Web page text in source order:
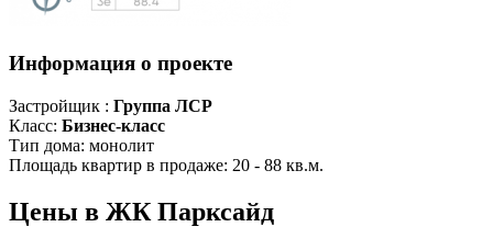
Информация о проекте
Застройщик : Группа ЛСР
Класс: Бизнес-класс
Тип дома: монолит
Площадь квартир в продаже: 20 - 88 кв.м.
Цены в ЖК Парксайд